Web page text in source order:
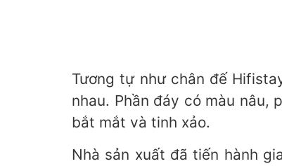
Tương tự như chân đế
nhau. Phần đáy có màu
bắt mắt và tinh xảo.
Nhà sản xuất đã tiến hành